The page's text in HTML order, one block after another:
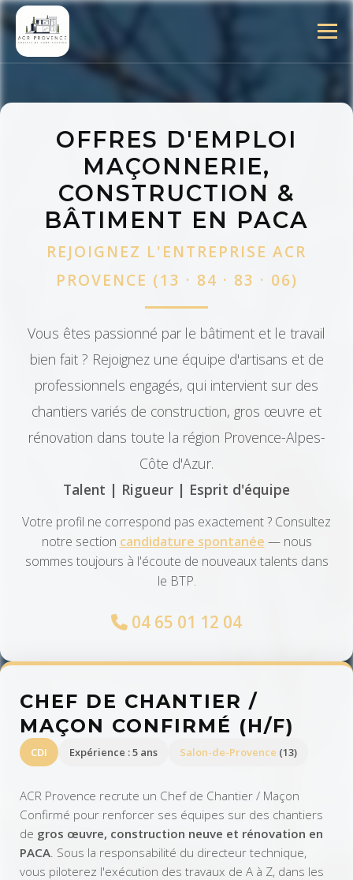
OFFRES D'EMPLOI
MAÇONNERIE,
CONSTRUCTION &
BÂTIMENT EN PACA
REJOIGNEZ L'ENTREPRISE ACR
PROVENCE (13 · 84 · 83 · 06)
Vous êtes passionné par le bâtiment et le travail
bien fait ? Rejoignez une équipe d'artisans et de
professionnels engagés, qui intervient sur des
chantiers variés de construction, gros œuvre et
rénovation dans toute la région Provence-Alpes-
Côte d'Azur.
Talent | Rigueur | Esprit d'équipe
Votre profil ne correspond pas exactement ? Consultez
notre section candidature spontanée — nous
sommes toujours à l'écoute de nouveaux talents dans
le BTP.
04 65 01 12 04
CHEF DE CHANTIER /
MAÇON CONFIRMÉ (H/F)
CDI Expérience : 5 ans Salon-de-Provence (13)
ACR Provence recrute un Chef de Chantier / Maçon
Confirmé pour renforcer ses équipes sur des chantiers
de gros œuvre, construction neuve et rénovation en
PACA. Sous la responsabilité du directeur technique,
vous piloterez l'exécution des travaux de A à Z, dans les